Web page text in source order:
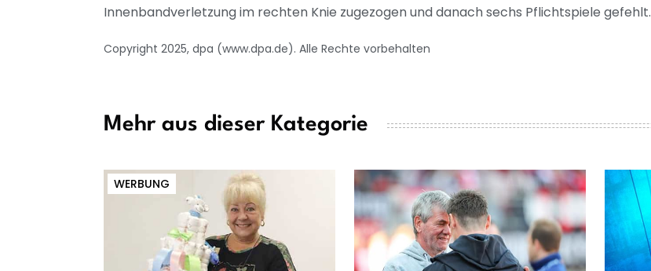
Innenbandverletzung im rechten Knie zugezogen und danach sechs Pflichtspiele gefehlt.
Copyright 2025, dpa (www.dpa.de). Alle Rechte vorbehalten
Mehr aus dieser Kategorie
WERBUNG